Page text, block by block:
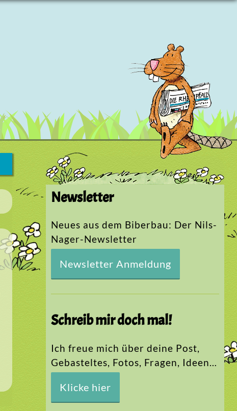
Newsletter
Neues aus dem Biberbau: Der Nils-
Nager-Newsletter
Newsletter Anmeldung
Schreib mir doch mal!
Ich freue mich über deine Post,
Gebasteltes, Fotos, Fragen, Ideen…
Klicke hier